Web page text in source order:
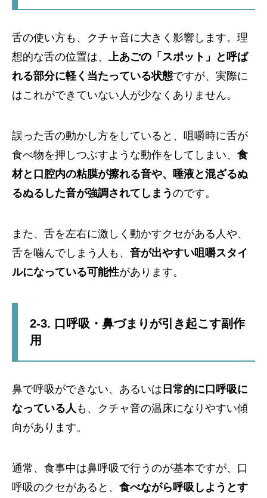
舌の使い方も、クチャ音に大きく影響します。理
想的な舌の位置は、 上あごの「スポット」と呼ば
れる部分に軽く当たっている状態ですが、実際に
はこれができていない人が少なくありません。
誤った舌の動かし方をしていると、咀嚼時に舌が
食べ物を押しつぶすような動作をしてしまい、 食
材と口腔内の粘膜が擦れる音や、唾液と混ざるぬ
るぬるした音が強調されてしまう のです。
また、舌を左右に激しく動かすクセがある人や、
舌を噛んでしまう人も、 音が出やすい咀嚼スタイ
ルになっている可能性があります。
2-3. 口呼吸・鼻づまりが引き起こす副作
用
鼻で呼吸ができない、あるいは 日常的に口呼吸に
なっている人 も、クチャ音の温床になりやすい傾
向があります。
通常、食事中は鼻呼吸で行うのが基本ですが、口
呼吸のクセがあると、 食べながら呼吸しようとす